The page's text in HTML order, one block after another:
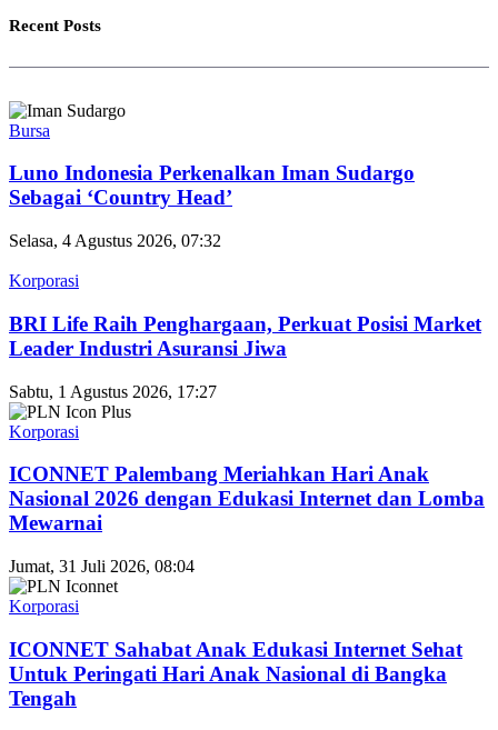
Recent Posts
Bursa
Luno Indonesia Perkenalkan Iman Sudargo
Sebagai ‘Country Head’
Selasa, 4 Agustus 2026, 07:32
Korporasi
BRI Life Raih Penghargaan, Perkuat Posisi Market
Leader Industri Asuransi Jiwa
Sabtu, 1 Agustus 2026, 17:27
Korporasi
ICONNET Palembang Meriahkan Hari Anak
Nasional 2026 dengan Edukasi Internet dan Lomba
Mewarnai
Jumat, 31 Juli 2026, 08:04
Korporasi
ICONNET Sahabat Anak Edukasi Internet Sehat
Untuk Peringati Hari Anak Nasional di Bangka
Tengah